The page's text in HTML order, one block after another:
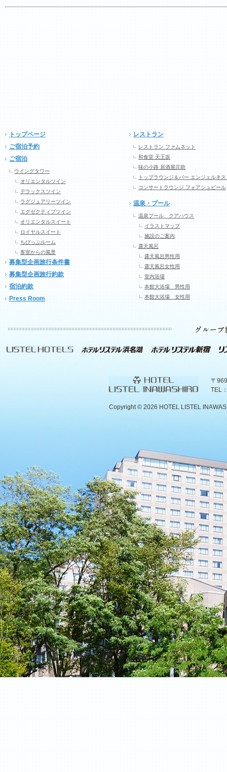
トップページ
ご宿泊予約
ご宿泊
ウイングタワー
オリエンタルツイン
デラックスツイン
ラグジュアリーツイン
エグゼクティブツイン
オリエンタルスイート
ロイヤルスイート
ちびっぷルーム
客室からの風景
募集型企画旅行条件書
募集型企画旅行約款
宿泊約款
Press Room
レストラン
レストラン ファムネット
和食堂 天王坂
味の小路 居酒屋庄助
トップラウンジ＆バー エンジェルネス
コンサートラウンジ フォアシュピール
温泉・プール
温泉プール クアハウス
イラストマップ
施設のご案内
露天風呂
露天風呂男性用
露天風呂女性用
室内浴場
本館大浴場 男性用
本館大浴場 女性用
〒
TEL
Copyright © 2026 HOTEL LISTEL